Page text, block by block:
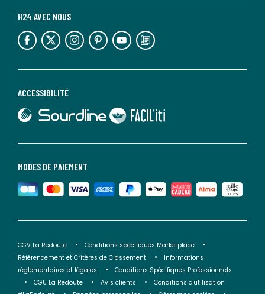
MODES DE PAIEMENT
ACCESSIBILITÉ
lien vers Sourdline
lien vers Faciliti
H24 AVEC NOUS
lien vers l'espace réseaux sociaux lien vers l'espace réseaux sociaux lien vers l'espace réseaux sociaux lien vers l'espace réseaux sociaux lien vers l'espace réseaux sociaux lien vers le blog la redoute
CGV La Redoute
Conditions spécifiques Marketplace
Référencement et Critères de Classement
Informations
réglementaires et légales
Conditions Spécifiques Professionnels
CGU La Redoute
Avis clients
Conditions d'utilisation